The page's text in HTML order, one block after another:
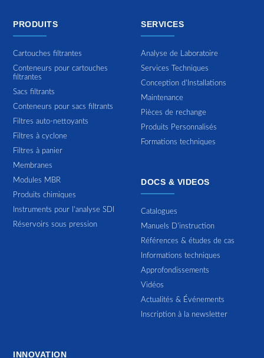
PRODUITS
Cartouches filtrantes
Conteneurs pour cartouches
filtrantes
Sacs filtrants
Conteneurs pour sacs filtrants
Filtres auto-nettoyants
Filtres à cyclone
Filtres à panier
Membranes
Modules MBR
Produits chimiques
Instruments pour l'analyse SDI
Réservoirs sous pression
SERVICES
Analyse de Laboratoire
Services Techniques
Conception d'Installations
Maintenance
Pièces de rechange
Produits Personnalisés
Formations techniques
DOCS & VIDEOS
Catalogues
Manuels D'instruction
Références & études de cas
Informations techniques
Approfondissements
Vidéos
Actualités & Événements
Inscription à la newsletter
INNOVATION